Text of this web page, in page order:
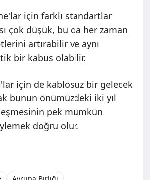
için farklı standartlar
çok düşük, bu da her zaman
artırabilir ve aynı
bir kabus olabilir.
için de kablosuz bir gelecek
bunun önümüzdeki iki yıl
pek mümkün
doğru olur.